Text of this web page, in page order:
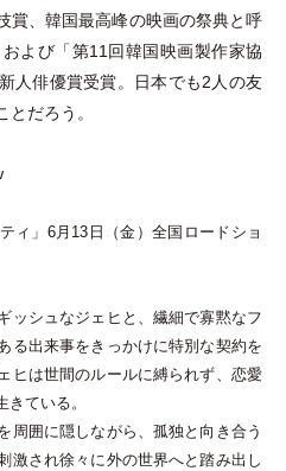
賞、韓国最高峰の映画の祭典と呼
および 「第11回韓国映画製作家協
人俳優賞受賞。日本でも2人の友
だろう。
ィ 」 6月13日 （金 ）全国ロードショ
ッシュなジェヒと、繊細で寡黙なフ
る出来事をきっかけに特別な契約を
ヒは世間のルールに縛られず、恋愛
ている。
周囲に隠しながら、孤独と向き合う
激され徐々に外の世界へと踏み出し